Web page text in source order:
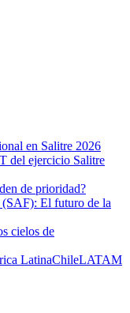
en Salitre 2026
del ejercicio Salitre
de prioridad?
(SAF): El futuro de la
cielos de
LatinaChileLATAM